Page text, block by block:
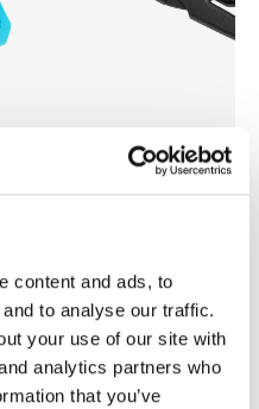
content and ads, to
to analyse our traffic.
your use of our site with
analytics partners who
that you’ve
Thule Yepp harness clip
Kabelbaumklemme schwarz